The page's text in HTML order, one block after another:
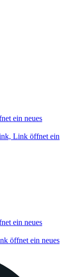
ein neues
Link öffnet ein
ein neues
öffnet ein neues